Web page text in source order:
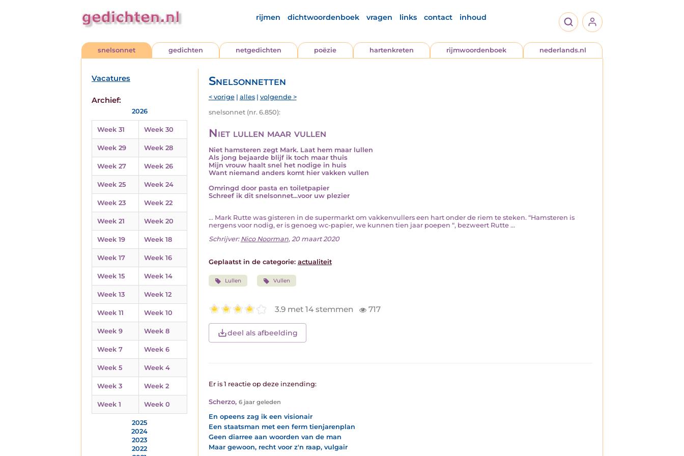
rijmen dichtwoordenboek vragen links contact inhoud
snelsonnet gedichten netgedichten poëzie hartenkreten rijmwoordenboek nederlands.nl
Vacatures
Archief:
2026
Week 31 Week 30
Week 29 Week 28
Week 27 Week 26
Week 25 Week 24
Week 23 Week 22
Week 21 Week 20
Week 19 Week 18
Week 17 Week 16
Week 15 Week 14
Week 13 Week 12
Week 11 Week 10
Week 9 Week 8
Week 7 Week 6
Week 5 Week 4
Week 3 Week 2
Week 1 Week 0
2025
2024
2023
2022
Snelsonnetten
< vorige| alles| volgende >
snelsonnet (nr. 6.850):
Niet lullen maar vullen
Niet hamsteren zegt Mark. Laat hem maar lullen
Als jong bejaarde blijf ik toch maar thuis
Mijn vrouw haalt snel het nodige in huis
Want niemand anders komt hier vakken vullen
Omringd door pasta en toiletpapier
Schreef ik dit snelsonnet...voor uw plezier
... Mark Rutte was gisteren in de supermarkt om vakkenvullers een hart onder de riem te steken. “Hamsteren is
nergens voor nodig, er is genoeg wc-papier, we kunnen tien jaar poepen “, bezweert Rutte ...
Schrijver: Nico Noorman, 20 maart 2020
Geplaatst in de categorie: actualiteit
Lullen Vullen
3.9 met 14 stemmen 717
deel als afbeelding
Er is 1 reactie op deze inzending:
Scherzo, 6 jaar geleden
En opeens zag ik een visionair
Een staatsman met een ferm tienjarenplan
Geen diarree aan woorden van de man
Maar gewoon, recht voor z'n raap, vulgair